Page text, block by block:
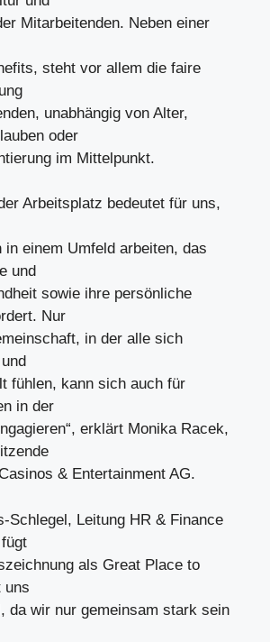
Mitarbeitenden. Neben einer
steht vor allem die faire
unabhängig von Alter,
oder
im Mittelpunkt.
Arbeitsplatz bedeutet für uns,
in einem Umfeld arbeiten, das
und
sowie ihre persönliche
Nur
in der alle sich
fühlen, kann sich auch für
in der
erklärt Monika Racek,
& Entertainment AG.
Schlegel, Leitung HR & Finance
als Great Place to
uns
da wir nur gemeinsam stark sein